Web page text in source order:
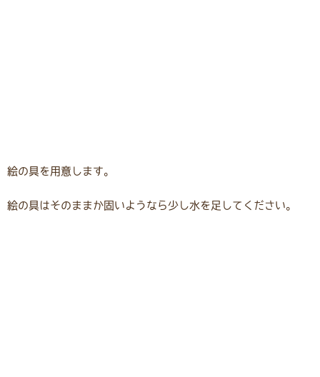
絵の具を用意します。
絵の具はそのままか固いようなら少し水を足してください。